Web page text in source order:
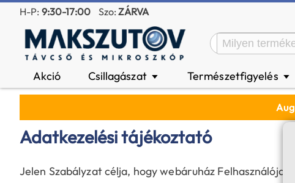
H-P: 9:30-17:00 Szo:ZÁRVA
Akció Csillagászat ▼ Természetfigyelés ▼
Adatkezelési tájékoztató
Jelen Szabályzat célja, hogy webáruház